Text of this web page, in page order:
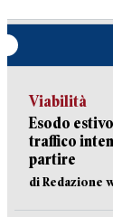
Viabilità
Esodo
traffico
partire
di Redazione